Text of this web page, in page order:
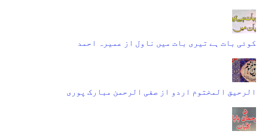
کوئی بات ہے تیری بات میں ناول از عمیرہ احمد
الرحیق المختوم اردو از صفی الرحمن مبارک پوری